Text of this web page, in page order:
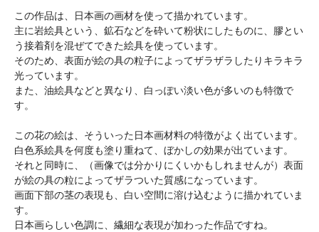
この作品は、日本画の画材を使って描かれています。
主に岩絵具という、鉱石などを砕いて粉状にしたものに、膠とい
う接着剤を混ぜてできた絵具を使っています。
そのため、表面が絵の具の粒子によってザラザラしたりキラキラ
光っています。
また、油絵具などと異なり、白っぽい淡い色が多いのも特徴で
す。
この花の絵は、そういった日本画材料の特徴がよく出ています。
白色系絵具を何度も塗り重ねて、ぼかしの効果が出ています。
それと同時に、（画像では分かりにくいかもしれませんが）表面
が絵の具の粒によってザラついた質感になっています。
画面下部の茎の表現も、白い空間に溶け込むように描かれていま
す。
日本画らしい色調に、繊細な表現が加わった作品ですね。